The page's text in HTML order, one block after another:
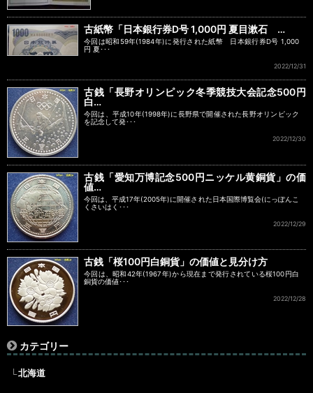
古紙幣「日本銀行券D号 1,000円 夏目漱石 …
今回は昭和59年(1984年)に発行された紙幣 日本銀行券D号 1,000
円 夏･･･
2022/12/31
古銭「長野オリンピック冬季競技大会記念500円
白…
今回は、平成10年(1998年)に長野県で開催された長野オリンピック
を記念して発･･･
2022/12/30
古銭「愛知万博記念500円ニッケル黄銅貨」の価
値…
今回は、平成17年(2005年)に開催された日本国際博覧会(にっぽんこ
くさいはく･･･
2022/12/29
古銭「桜100円白銅貨」の価値と見分け方
今回は、昭和42年(1967年)から現在まで発行されている桜100円白
銅貨の価値･･･
2022/12/28
カテゴリー
北海道